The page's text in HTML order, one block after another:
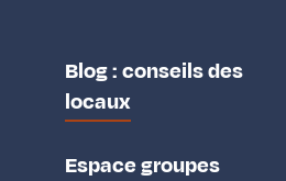
Blog : conseils des
locaux
Espace groupes